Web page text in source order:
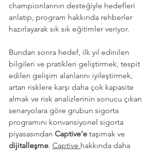
championlarının desteğiyle hedefleri
anlatıp, program hakkında rehberler
hazırlayarak sık sık eğitimler veriyor.
Bundan sonra hedef, ilk yıl edinilen
bilgileri ve pratikleri geliştirmek, tespit
edilen gelişim alanlarını iyileştirmek,
artan risklere karşı daha çok kapasite
almak ve risk analizlerinin sonucu çıkan
senaryolara göre grubun sigorta
programını konvansiyonel sigorta
piyasasından Captive'e taşımak ve
dijitalleşme. Captive hakkında daha